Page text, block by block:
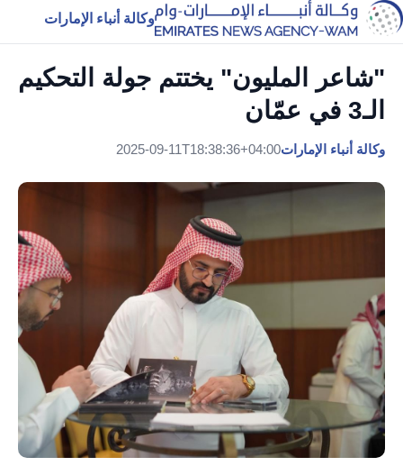
وكالة أنباء الإمارات
"شاعر المليون" يختتم جولة التحكيم
الـ3 في عمّان
وكالة أنباء الإمارات2025-09-11T18:38:36+04:00